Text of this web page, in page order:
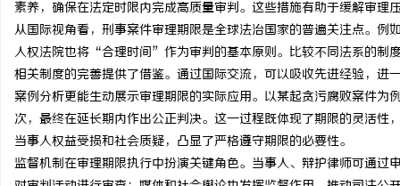
素养，确保在法定时限内完成高质量审判。这些措施有助于缓解审理
从国际视角看，刑事案件审理期限是全球法治国家的普遍关注点。
人权法院也将“合理时间”作为审判的基本原则。比较不同法系的制
相关制度的完善提供了借鉴。通过国际交流，可以吸收先进经验，进
案例分析更能生动展示审理期限的实际应用。以某起贪污腐败案件
次，最终在延长期内作出公正判决。这一过程既体现了期限的灵活
当事人权益受损和社会质疑，凸显了严格遵守期限的必要性。
监督机制在审理期限执行中扮演关键角色。当事人、辩护律师可通
武汉配眼镜 上海配眼镜